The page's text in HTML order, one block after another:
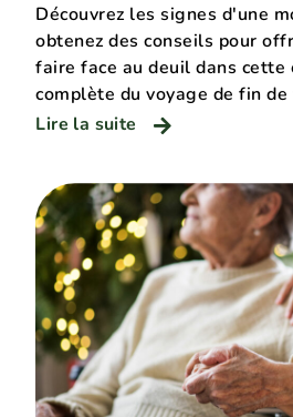
Découvrez les signes d'une
obtenez des conseils pour
faire face au deuil dans
complète du voyage de fin de
Lire la suite